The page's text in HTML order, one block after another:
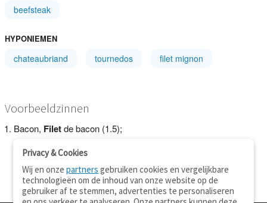
beefsteak
HYPONIEMEN
chateaubriand tournedos filet mignon
Voorbeeldzinnen
Bacon, Filetde bacon (1.5);
Privacy & Cookies
Wij en onzepartners gebruiken cookies en vergelijkbare
technologieën om de inhoud van onze website op de
gebruiker af te stemmen, advertenties te personaliseren